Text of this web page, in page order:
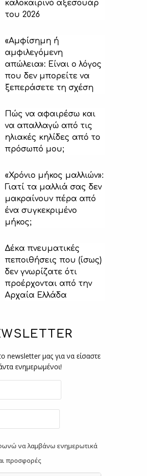
καλοκαιρινό αξεσουάρ
του 2026
«Αμφίσημη ή
αμφιλεγόμενη
απώλεια»: Είναι ο λόγος
που δεν μπορείτε να
ξεπεράσετε τη σχέση
Πώς να αφαιρέσω και
να απαλλαγώ από τις
ηλιακές κηλίδες από το
πρόσωπό μου;
«Χρόνιο μήκος μαλλιών»:
Γιατί τα μαλλιά σας δεν
μακραίνουν πέρα ​​από
ένα συγκεκριμένο
μήκος;
Δέκα πνευματικές
πεποιθήσεις που (ίσως)
δεν γνωρίζατε ότι
προέρχονται από την
Αρχαία Ελλάδα
newsletter μας για να είσαστε
ενημερωμένοι!
να λαμβάνω ενημερωτικά
προσφορές